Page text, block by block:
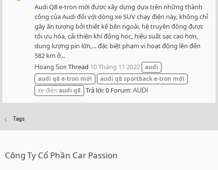
Audi Q8 e-tron mới được xây dựng dựa trên những thành
công của Audi đối với dòng xe SUV chạy điện này, không chỉ
gây ấn tượng bởi thiết kế bên ngoài, hệ truyền động được
tối ưu hóa, cải thiện khí động học, hiệu suất sạc cao hơn,
dung lượng pin lớn,... đặc biệt phạm vi hoạt động lên đến
582 km ở...
Hoang Son Thread 10 Tháng 11 2022 audi
audi q8e-tron mới audi q8sportbacke-tron mới
xe điệnaudi q8 Trả lời: 0 Forum:AUDI
Tags
Công Ty Cổ Phần Car Passion